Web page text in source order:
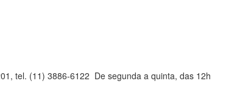
tel. (11) 3886-6122 De segunda a quinta, das 12h